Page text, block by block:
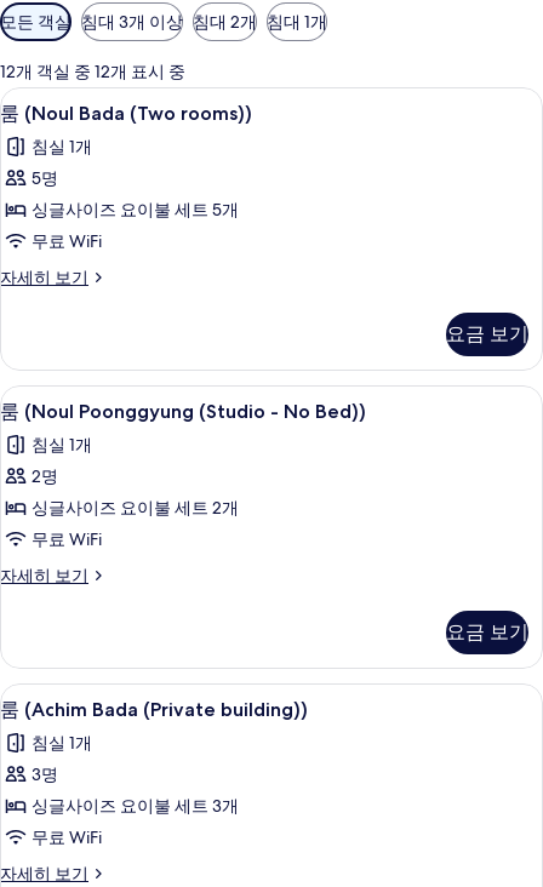
객
실
에
사
용
가
능
한
터
모든 객실 침대 3개 이상 침대 2개 침대 1개
12개 객실 중 12개 표시 중
룸
(Noul
Bada
(Two
rooms))
사
진
보
기
룸 (Noul Bada (Two rooms)) | 무료
7
룸 (Noul Bada (Two rooms))
침실 1개
5명
싱글사이즈 요이불 세트 5개
무료 WiFi
자세히 보기
룸
rooms))
자
세
히
보
기
요금 보기
룸
(Noul
Poonggyung
(Studio
-
No
Bed))
모
두
보
기
7
룸 (Noul Poonggyung (Studio - No Bed))
침실 1개
2명
싱글사이즈 요이불 세트 2개
무료 WiFi
자세히 보기
룸
-
No
Bed))
자
세
히
기
요금 보기
룸
(Achim
Bada
(Private
building))
사
진
룸 (Achim Bada (Private building)) |
7
룸 (Achim Bada (Private building))
침실 1개
3명
싱글사이즈 요이불 세트 3개
무료 WiFi
자세히 보기
룸